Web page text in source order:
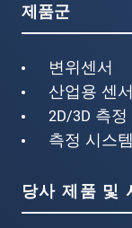
제품군
변위센서
산업용 센서
2D/3D 측정
측정 시스템
당사 제품 및